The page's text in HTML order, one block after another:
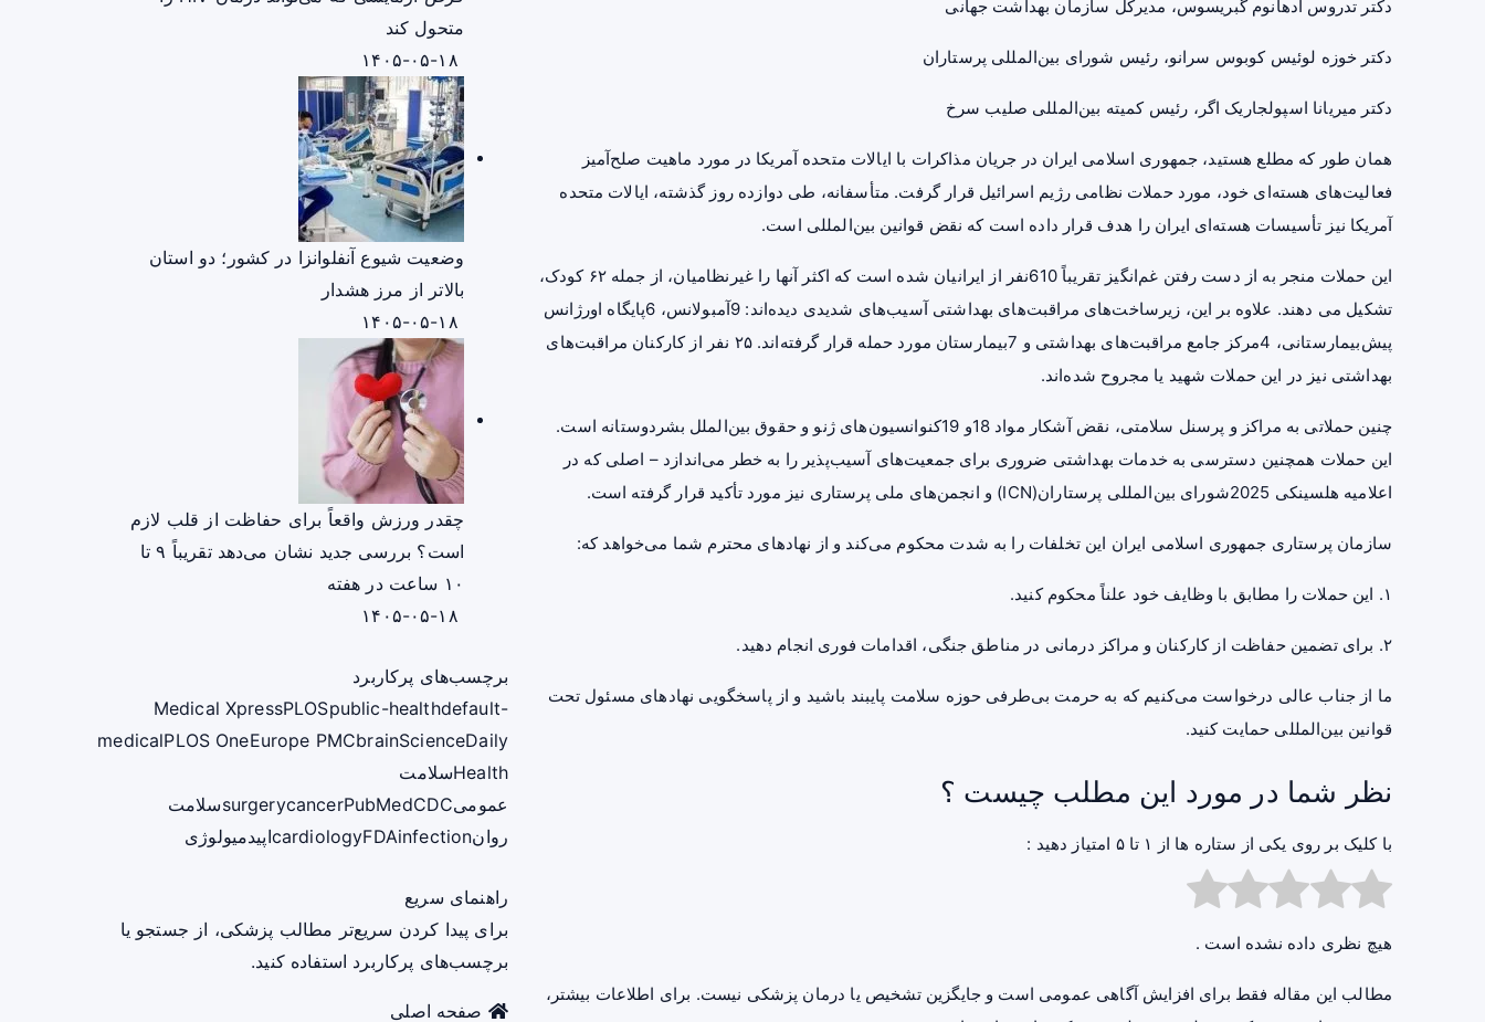
دکتر تدروس آدهانوم گبریسوس، مدیرکل سازمان بهداشت جهانی
دکتر خوزه لوئیس کوبوس سرانو، رئیس شورای بین‌المللی پرستاران
دکتر میریانا اسپولجاریک اگر، رئیس کمیته بین‌المللی صلیب سرخ
همان طور که مطلع هستید، جمهوری اسلامی ایران در جریان مذاکرات با ایالات متحده آمریکا در مورد ماهیت صلح‌آمیز
فعالیت‌های هسته‌ای خود، مورد حملات نظامی رژیم اسرائیل قرار گرفت. متأسفانه، طی دوازده روز گذشته، ایالات متحده
آمریکا نیز تأسیسات هسته‌ای ایران را هدف قرار داده است که نقض قوانین بین‌المللی است.
این حملات منجر به از دست رفتن غم‌انگیز تقریباً 610نفر از ایرانیان شده است که اکثر آنها را غیرنظامیان، از جمله ۶۲ کودک،
تشکیل می دهند. علاوه بر این، زیرساخت‌های مراقبت‌های بهداشتی آسیب‌های شدیدی دیده‌اند: 9آمبولانس، 6پایگاه اورژانس
پیش‌بیمارستانی، 4مرکز جامع مراقبت‌های بهداشتی و 7بیمارستان مورد حمله قرار گرفته‌اند. ۲۵ نفر از کارکنان مراقبت‌های
بهداشتی نیز در این حملات شهید یا مجروح شده‌اند.
چنین حملاتی به مراکز و پرسنل سلامتی، نقض آشکار مواد 18و 19کنوانسیون‌های ژنو و حقوق بین‌الملل بشردوستانه است.
این حملات همچنین دسترسی به خدمات بهداشتی ضروری برای جمعیت‌های آسیب‌پذیر را به خطر می‌اندازد – اصلی که در
اعلامیه هلسینکی 2025شورای بین‌المللی پرستاران(ICN) و انجمن‌های ملی پرستاری نیز مورد تأکید قرار گرفته است.
سازمان پرستاری جمهوری اسلامی ایران این تخلفات را به شدت محکوم می‌کند و از نهادهای محترم شما می‌خواهد که:
۱. این حملات را مطابق با وظایف خود علناً محکوم کنید.
۲. برای تضمین حفاظت از کارکنان و مراکز درمانی در مناطق جنگی، اقدامات فوری انجام دهید.
ما از جناب عالی درخواست می‌کنیم که به حرمت بی‌طرفی حوزه سلامت پایبند باشید و از پاسخگویی نهادهای مسئول تحت
قوانین بین‌المللی حمایت کنید.
نظر شما در مورد این مطلب چیست ؟
با کلیک بر روی یکی از ستاره ها از ۱ تا ۵ امتیاز دهید :
هیچ نظری داده نشده است .
مطالب این مقاله فقط برای افزایش آگاهی عمومی است و جایگزین تشخیص یا درمان پزشکی نیست. برای اطلاعات بیشتر،
متحول کند
وضعیت شیوع آنفلوانزا در کشور؛ دو استان
بالاتر از مرز هشدار
چقدر ورزش واقعاً برای حفاظت از قلب لازم
است؟ بررسی جدید نشان می‌دهد تقریباً ۹ تا
۱۰ ساعت در هفته
برچسب‌های پرکاربرد
Medical XpressPLOSpublic-healthdefault-
medicalPLOS OneEurope PMCbrainScienceDaily
Healthسلامت
عمومی
surgerycancerPubMedCDC
سلامت
روان
cardiologyFDAinfection اپیدمیولوژی
راهنمای سریع
برای پیدا کردن سریع‌تر مطالب پزشکی، از جستجو یا
برچسب‌های پرکاربرد استفاده کنید.
صفحه اصلی